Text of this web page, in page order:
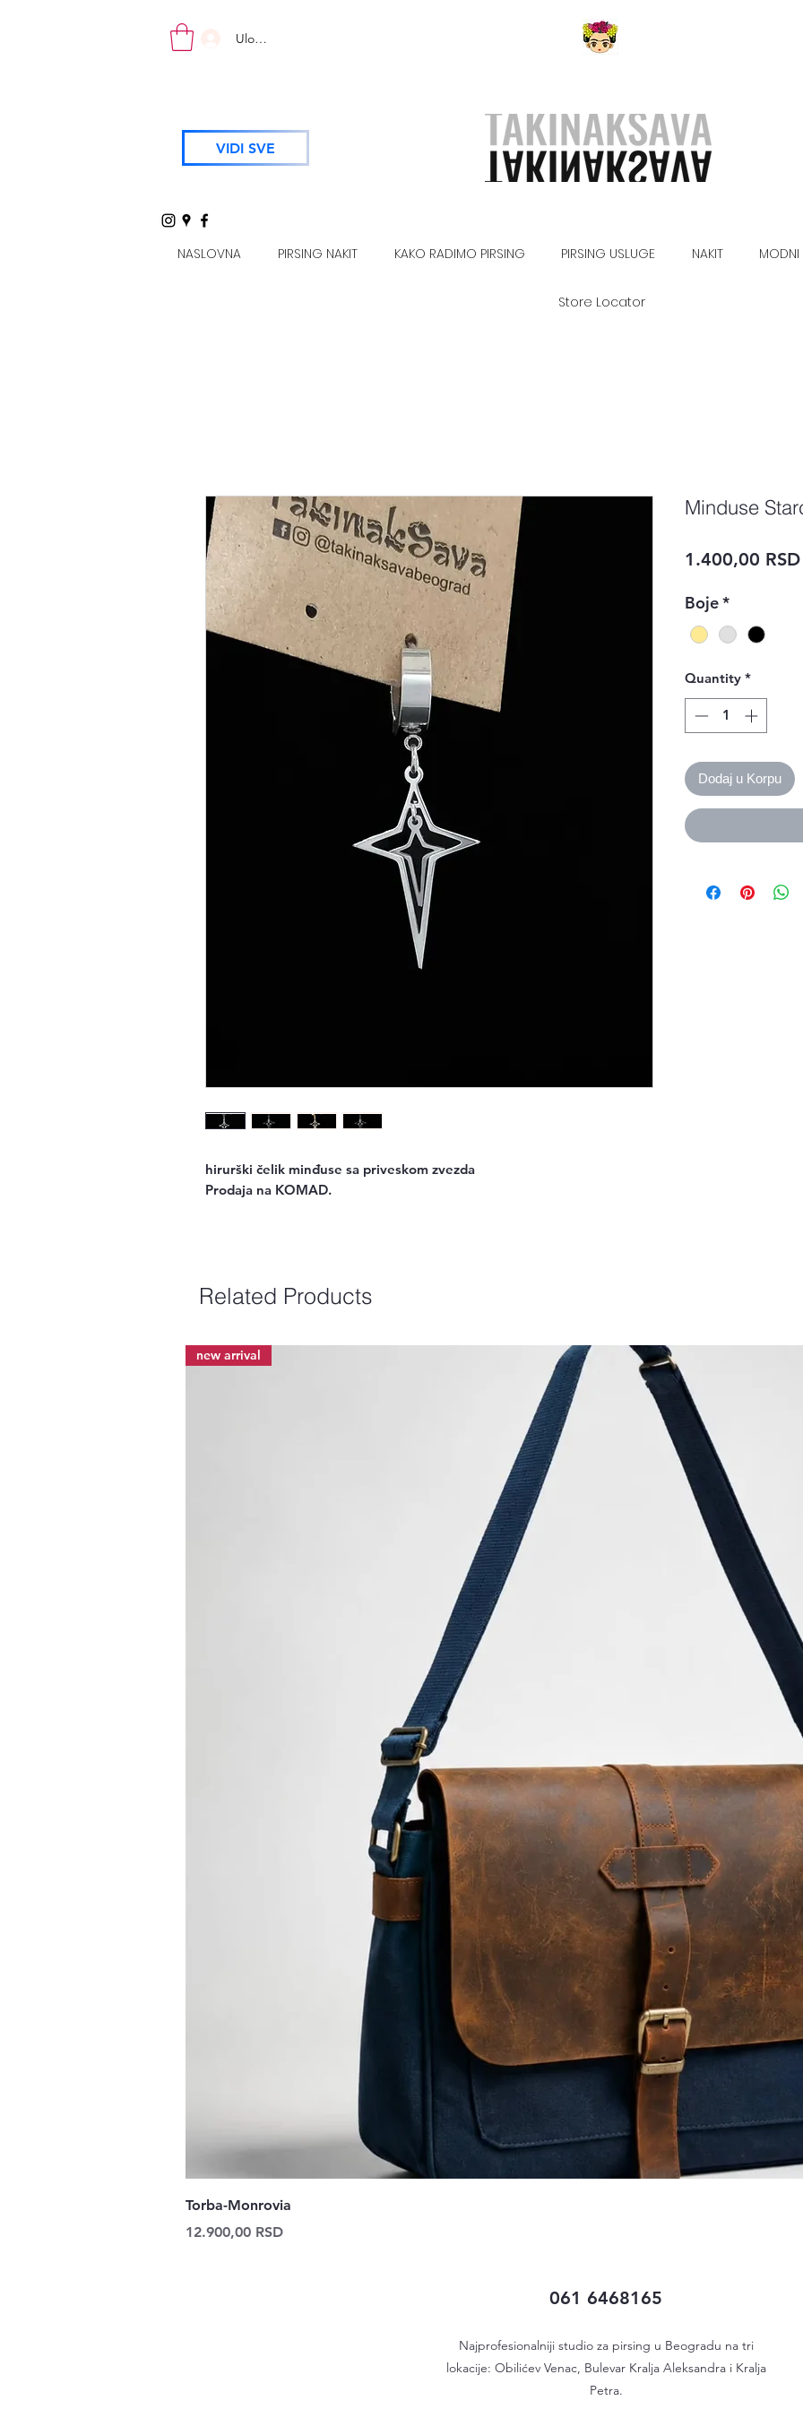
Uloguj se
VIDI SVE
NASLOVNA PIRSING NAKIT KAKO RADIMO PIRSING PIRSING USLUGE NAKIT MODNI
Store Locator
hirurški čelik minđuse sa priveskom zvezda
Prodaja na KOMAD.
Minduse
1.400,00 RSD
Boje*
Quantity *
Dodaj u Korpu
Related Products
new arrival
Torba-Monrovia
Price
12.900,00 RSD
061 6468165
Najprofesionalniji studio za pirsing u Beogradu na tri
lokacije: Obilićev Venac, Bulevar Kralja Aleksandra i Kralja
Petra.